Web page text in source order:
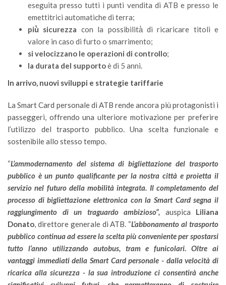
eseguita presso tutti i punti vendita di ATB e presso le
emettitrici automatiche di terra;
più̀ sicurezza con la possibilità̀ di ricaricare titoli e
valore in caso di furto o smarrimento;
si velocizzano le operazioni di controllo;
la durata del supportoè di 5 anni.
In arrivo, nuovi sviluppi e strategie tariffarie
La Smart Card personale di ATB rende ancora più protagonisti i
passeggeri, offrendo una ulteriore motivazione per preferire
l’utilizzo del trasporto pubblico. Una scelta funzionale e
sostenibile allo stesso tempo.
“L’ammodernamento del sistema di bigliettazione del trasporto
pubblico è un punto qualificante per la nostra città e proietta il
servizio nel futuro della mobilità integrata. Il completamento del
processo di bigliettazione elettronica con la Smart Card segna il
raggiungimento di un traguardo ambizioso”, auspica Liliana
Donato, direttore generale di ATB. “L’abbonamento al trasporto
pubblico continua ad essere la scelta più conveniente per spostarsi
tutto l’anno utilizzando autobus, tram e funicolari. Oltre ai
vantaggi immediati della Smart Card personale - dalla velocità di
ricarica alla sicurezza - la sua introduzione ci consentirà anche